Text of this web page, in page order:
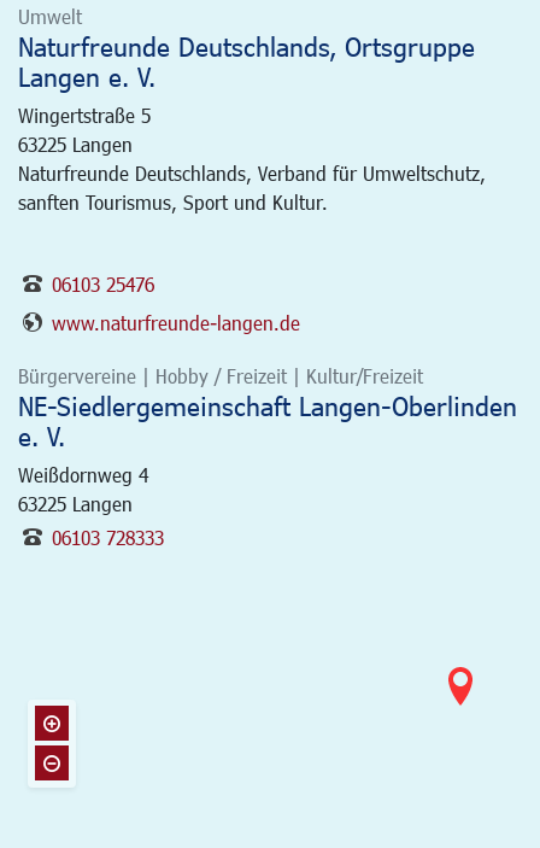
Umwelt
Naturfreunde Deutschlands, Ortsgruppe
Langen e. V.
Wingertstraße 5
63225 Langen
Naturfreunde Deutschlands, Verband für Umweltschutz,
sanften Tourismus, Sport und Kultur.
06103 25476
www.naturfreunde-langen.de
Bürgervereine | Hobby / Freizeit | Kultur/Freizeit
NE-Siedlergemeinschaft Langen-Oberlinden
e. V.
Weißdornweg 4
63225 Langen
06103 728333